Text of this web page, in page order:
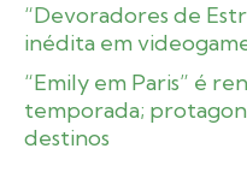
“Devoradores de
inédita em
“Emily em Paris” é
temporada;
destinos